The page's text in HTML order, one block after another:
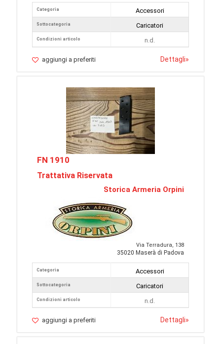
Categoria
Sottocategoria
Condizioni articolo
Accessori
Caricatori
n.d.
aggiungi a preferiti Dettagli»
FN 1910
Trattativa Riservata
Storica Armeria Orpini
Via Terradura, 138
35020 Maserà di Padova
Categoria
Sottocategoria
Condizioni articolo
Accessori
Caricatori
n.d.
aggiungi a preferiti Dettagli»